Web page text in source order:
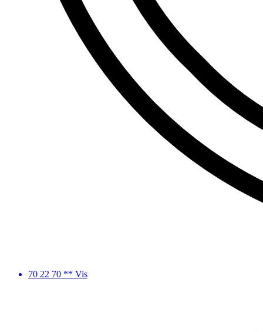
70 22 70 ** Vis